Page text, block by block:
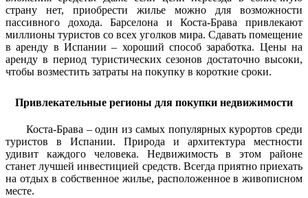
страну нет, приобрести жилье можно для возможности
пассивного дохода. Барселона и Коста-Брава привлекают
миллионы туристов со всех уголков мира. Сдавать помещение
в аренду в Испании – хороший способ заработка. Цены на
аренду в период туристических сезонов достаточно высоки,
чтобы возместить затраты на покупку в короткие сроки.
Привлекательные регионы для покупки недвижимости
Коста-Брава – один из самых популярных курортов среди
туристов в Испании. Природа и архитектура местности
удивит каждого человека. Недвижимость в этом районе
станет лучшей инвестицией средств. Всегда приятно приехать
на отдых в собственное жилье, расположенное в живописном
месте.